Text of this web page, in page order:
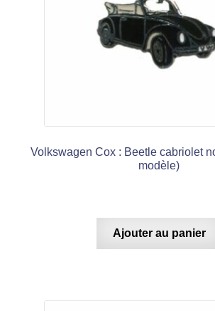
Volkswagen Cox : Beetle cabriolet
modèle)
Ajouter au panier